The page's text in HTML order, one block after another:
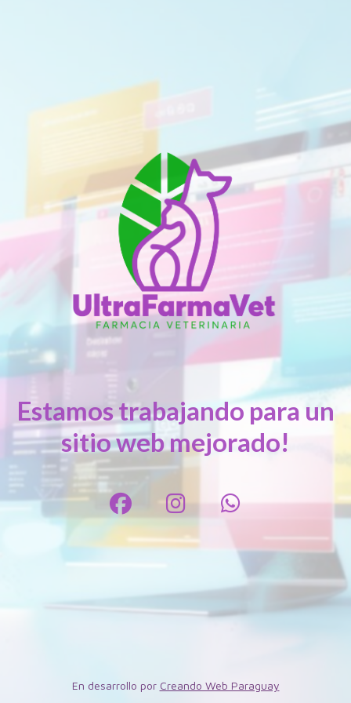
Estamos trabajando para un
sitio web mejorado!
En desarrollo por Creando Web Paraguay